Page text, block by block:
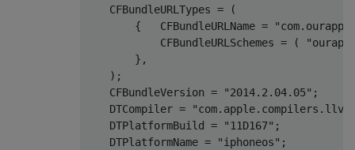
    CFBundleURLTypes = (
{   CFBundleURLName =
CFBundleURLSchemes = (
        },
    );
    CFBundleVersion = "2014.2.04.05";
DTCompiler =
    DTPlatformBuild = "11D167";
    DTPlatformName = "iphoneos";